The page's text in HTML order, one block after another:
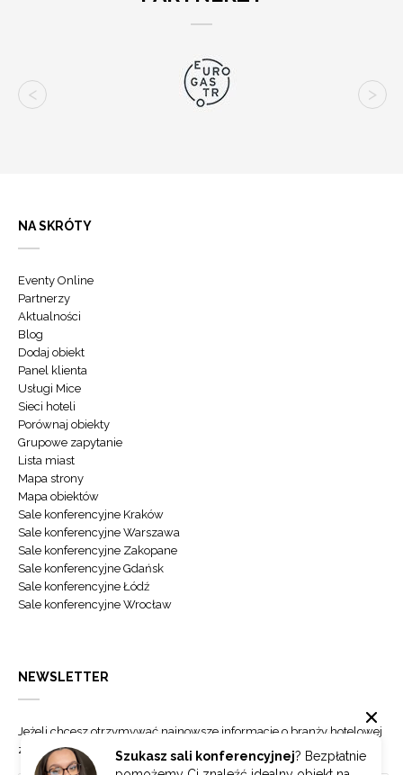
Szukasz sali konferencyjnej? Bezpłatnie
NA SKRÓTY
Eventy Online
Partnerzy
Aktualności
Blog
Dodaj obiekt
Panel klienta
Usługi Mice
Sieci hoteli
Porównaj obiekty
Grupowe zapytanie
Lista miast
Mapa strony
Mapa obiektów
Sale konferencyjne Kraków
Sale konferencyjne Warszawa
Sale konferencyjne Zakopane
Sale konferencyjne Gdańsk
Sale konferencyjne Łódź
Sale konferencyjne Wrocław
NEWSLETTER
Jeżeli chcesz otrzymywać najnowsze informacje o branży hotelowej
zapisz się do naszego newslettera.